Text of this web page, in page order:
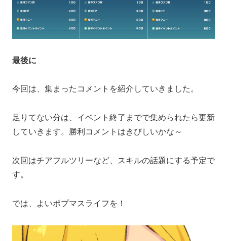
最後に
今回は、集まったコメントを紹介していきました。
足りてない分は、イベント終了までで集められたら更新
していきます。勝利コメントはきびしいかな～
次回はチアフルツリーなど、スキルの話題にする予定で
す。
では、よいポプマスライフを！